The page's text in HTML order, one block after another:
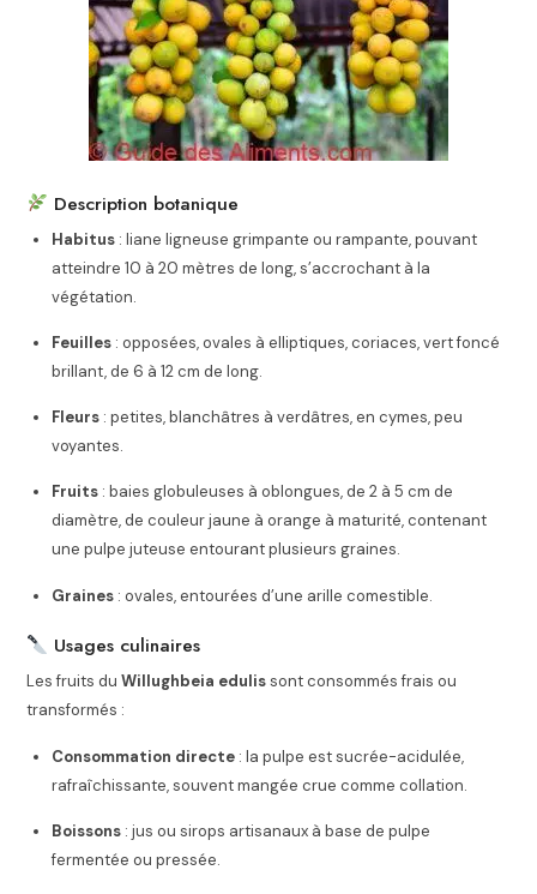
Description botanique
Habitus : liane ligneuse grimpante ou rampante, pouvant
atteindre 10 à 20 mètres de long, s’accrochant à la
végétation.
Feuilles : opposées, ovales à elliptiques, coriaces, vert foncé
brillant, de 6 à 12 cm de long.
Fleurs : petites, blanchâtres à verdâtres, en cymes, peu
voyantes.
Fruits : baies globuleuses à oblongues, de 2 à 5 cm de
diamètre, de couleur jaune à orange à maturité, contenant
une pulpe juteuse entourant plusieurs graines.
Graines : ovales, entourées d’une arille comestible.
Usages culinaires
Les fruits duWillughbeia edulissont consommés frais ou
transformés :
Consommation directe : la pulpe est sucrée-acidulée,
rafraîchissante, souvent mangée crue comme collation.
Boissons : jus ou sirops artisanaux à base de pulpe
fermentée ou pressée.